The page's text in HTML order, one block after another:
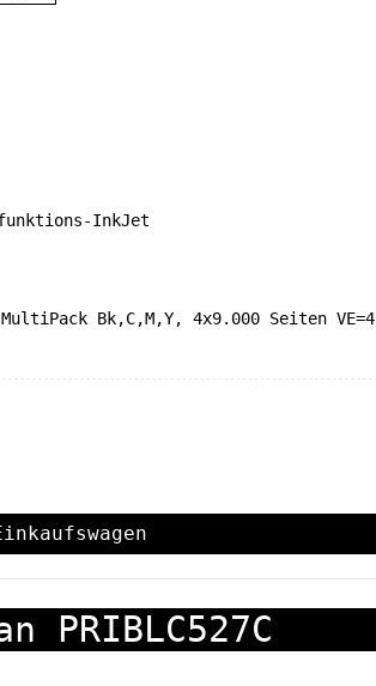
InkJet
MultiPack Bk,C,M,Y, 4x9.000 Seiten VE=4